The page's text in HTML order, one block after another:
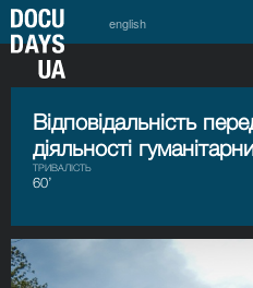
english
Відповідальність
діяльності
ТРИВАЛІСТЬ
60’